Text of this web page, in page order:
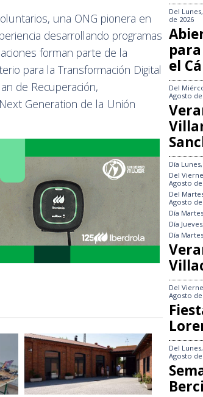
una ONG pionera en
desarrollando programas
forman parte de la
para la Transformación Digital
de Recuperación,
Generation de la Unión
Del
de 2026
el
Del
Agosto de
Día
Del
Agosto de
Del
Agosto de
Día
Día
Día
Del
Agosto de
Del
Agosto de